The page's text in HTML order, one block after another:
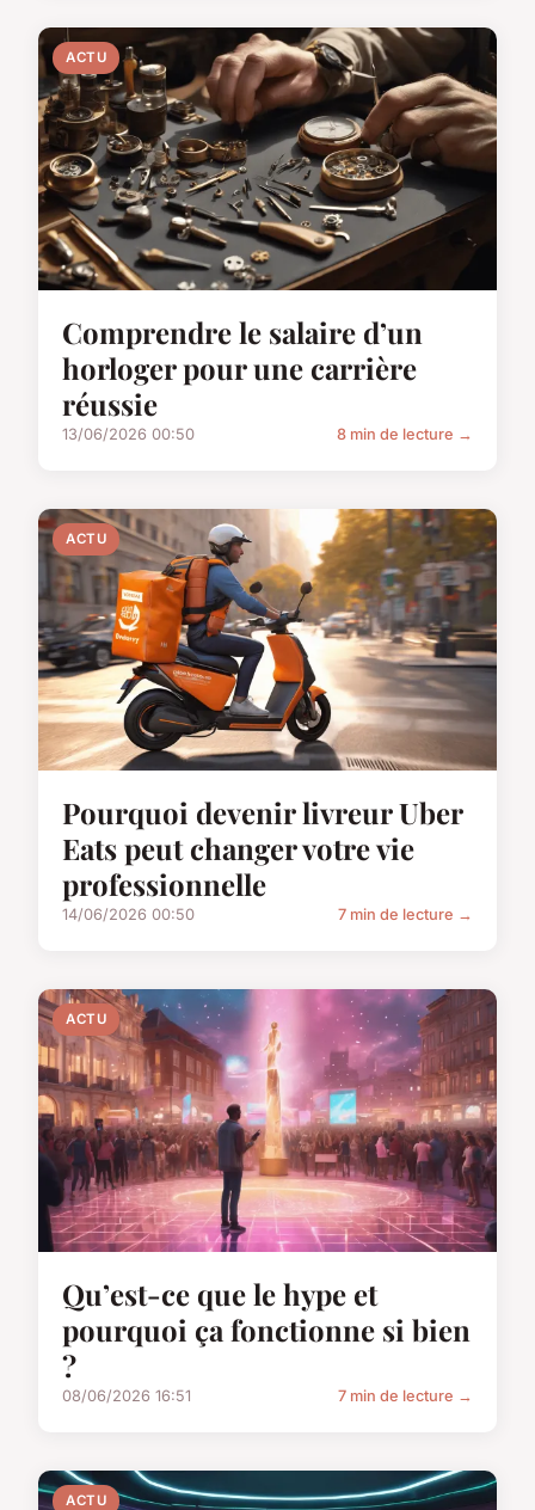
ACTU
Comprendre le salaire d’un
horloger pour une carrière
réussie
13/06/2026 00:50 8 min de lecture →
ACTU
Pourquoi devenir livreur Uber
Eats peut changer votre vie
professionnelle
14/06/2026 00:50 7 min de lecture →
ACTU
Qu’est-ce que le hype et
pourquoi ça fonctionne si bien
?
08/06/2026 16:51 7 min de lecture →
ACTU